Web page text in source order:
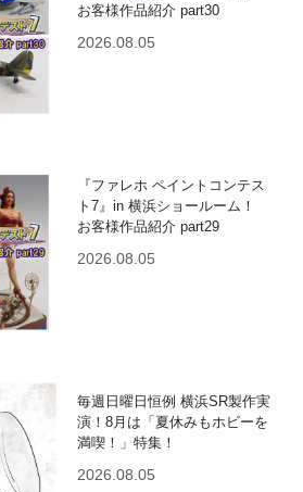
お客様作品紹介 part30
2026.08.05
『ファレホ ペイントコンテス
ト7』in 横浜ショールーム！
お客様作品紹介 part29
2026.08.05
毎週日曜日恒例 横浜SR製作実
演！8月は「夏休みもホビーを
満喫！」特集！
2026.08.05